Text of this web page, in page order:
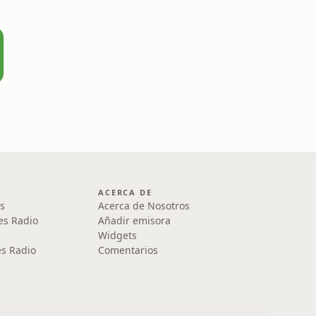
Radio
Radio
ACERCA DE
Acerca de Nosotros
Añadir emisora
Widgets
Comentarios